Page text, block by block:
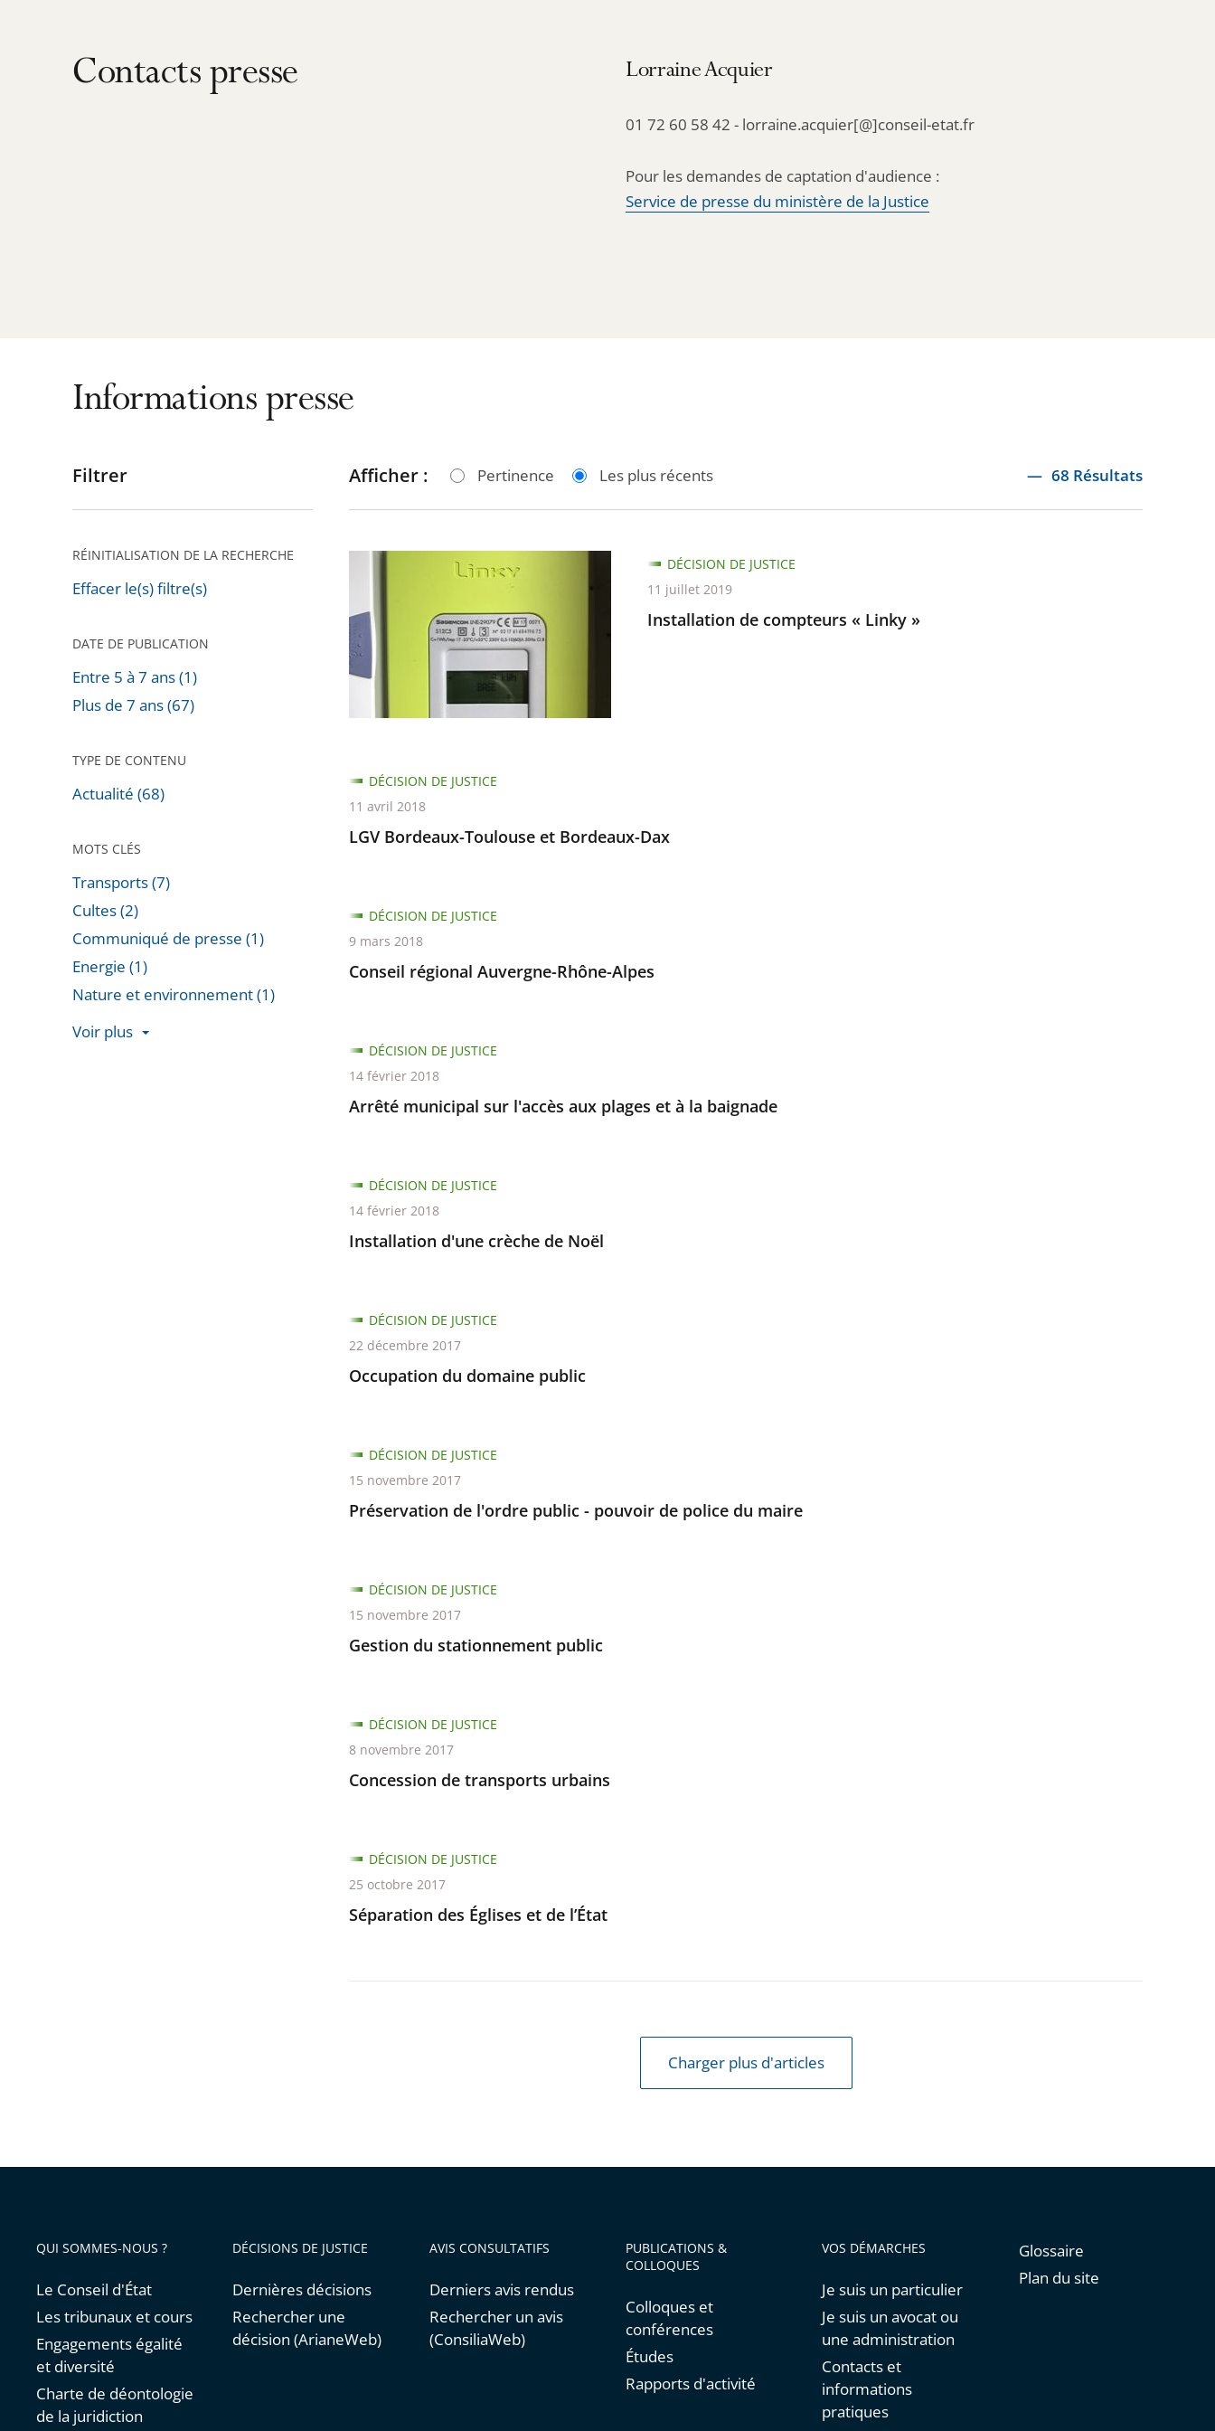
Contacts presse Lorraine Acquier
01 72 60 58 42 - lorraine.acquier[@]conseil-etat.fr
Pour les demandes de captation d'audience :
Service de presse du ministère de la Justice
Informations presse
Passer
pour
après
Filtrer
RÉINITIALISATION DE LA RECHERCHE
Effacer le(s) filtre(s)
DATE DE PUBLICATION
Entre 5 à 7 ans (1)
Plus de 7 ans (67)
TYPE DE CONTENU
Actualité (68)
MOTS CLÉS
Transports (7)
Cultes (2)
Communiqué de presse (1)
Energie (1)
Nature et environnement (1)
Voir plus
Afficher : Pertinence Les plus récents 68 Résultats
compteurs
«
Linky
Installation de compteurs « Linky »
DÉCISION DE JUSTICE
11 juillet 2019
LGV Bordeaux-Toulouse et Bordeaux-Dax
DÉCISION DE JUSTICE
11 avril 2018
Conseil régional Auvergne-Rhône-Alpes
DÉCISION DE JUSTICE
9 mars 2018
Arrêté municipal sur l'accès aux plages et à la baignade
DÉCISION DE JUSTICE
14 février 2018
Installation d'une crèche de Noël
DÉCISION DE JUSTICE
14 février 2018
Occupation du domaine public
DÉCISION DE JUSTICE
22 décembre 2017
Préservation de l'ordre public - pouvoir de police du maire
DÉCISION DE JUSTICE
15 novembre 2017
Gestion du stationnement public
DÉCISION DE JUSTICE
15 novembre 2017
Concession de transports urbains
DÉCISION DE JUSTICE
8 novembre 2017
Séparation des Églises et de l’État
DÉCISION DE JUSTICE
25 octobre 2017
Charger plus d'articles
QUI SOMMES-NOUS ?
Le Conseil d'État
Les tribunaux et cours
Engagements égalité
et diversité
Charte de déontologie
de la juridiction
DÉCISIONS DE JUSTICE
Dernières décisions
Rechercher une
décision (ArianeWeb)
AVIS CONSULTATIFS
Derniers avis rendus
Rechercher un avis
(ConsiliaWeb)
PUBLICATIONS &
COLLOQUES
Colloques et
conférences
Études
Rapports d'activité
VOS DÉMARCHES
Je suis un particulier
Je suis un avocat ou
une administration
Contacts et
informations
pratiques
Glossaire
Plan du site